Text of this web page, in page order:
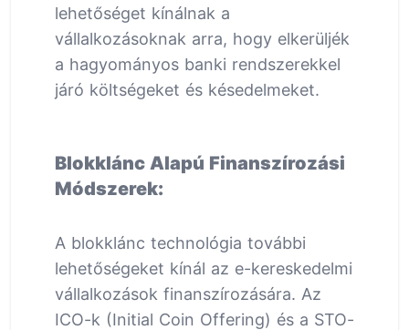
lehetőséget kínálnak a
vállalkozásoknak arra, hogy elkerüljék
a hagyományos banki rendszerekkel
járó költségeket és késedelmeket.
Blokklánc Alapú Finanszírozási
Módszerek:
A blokklánc technológia további
lehetőségeket kínál az e-kereskedelmi
vállalkozások finanszírozására. Az
ICO-k (Initial Coin Offering) és a STO-